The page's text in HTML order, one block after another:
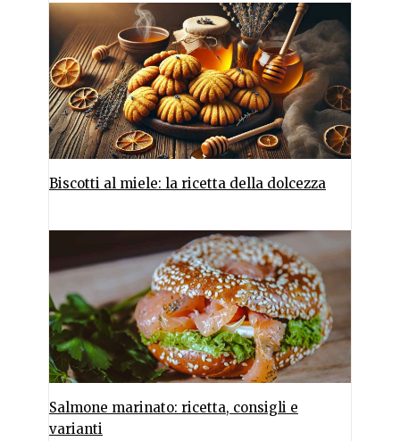
Biscotti al miele: la ricetta della dolcezza
Salmone marinato: ricetta, consigli e
varianti